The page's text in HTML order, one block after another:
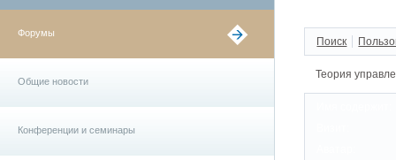
Форумы
Общие новости
Конференции и семинары
Поиск
Теория